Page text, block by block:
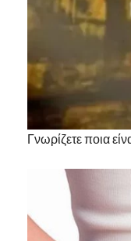
Γνωρίζετε ποια